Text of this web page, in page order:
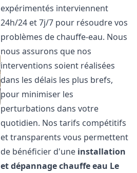
expérimentés interviennent
24h/24 et 7j/7 pour résoudre vos
problèmes de chauffe-eau. Nous
nous assurons que nos
interventions soient réalisées
dans les délais les plus brefs,
pour minimiser les
perturbations dans votre
quotidien. Nos tarifs compétitifs
et transparents vous permettent
de bénéficier d'une installation
et dépannage chauffe eau Le